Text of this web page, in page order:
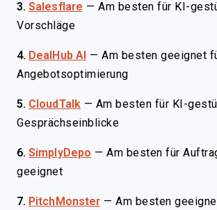
3. Salesflare — Am besten für KI-
Vorschläge
4. DealHub AI — Am besten geeignet
Angebotsoptimierung
5. CloudTalk — Am besten für KI-
Gesprächseinblicke
6. SimplyDepo — Am besten für
geeignet
7. PitchMonster —Am besten